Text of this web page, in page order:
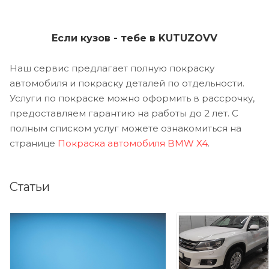
Если кузов - тебе в KUTUZOVV
Наш сервис предлагает полную покраску
автомобиля и покраску деталей по отдельности.
Услуги по покраске можно оформить в рассрочку,
предоставляем гарантию на работы до 2 лет. С
полным списком услуг можете ознакомиться на
странице Покраска автомобиля BMW X4.
Статьи